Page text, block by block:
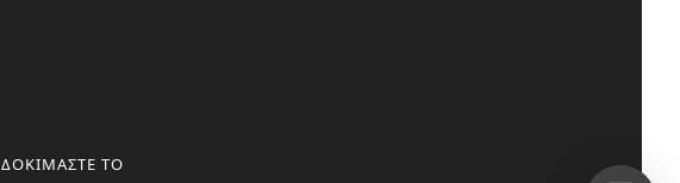
ΔΟΚΙΜΑΣΤΕ ΤΟ